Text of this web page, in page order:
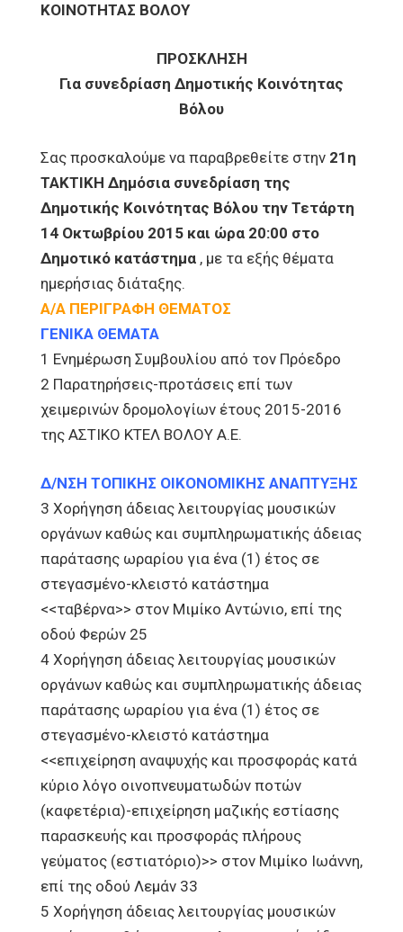
ΚΟΙΝΟΤΗΤΑΣ ΒΟΛΟΥ
ΠΡΟΣΚΛΗΣΗ
Για συνεδρίαση Δημοτικής Κοινότητας
Βόλου
Σας προσκαλούμε να παραβρεθείτε στην 21η
ΤΑΚΤΙΚΗ Δημόσια συνεδρίαση της
Δημοτικής Κοινότητας Βόλου την Τετάρτη
14 Οκτωβρίου 2015 και ώρα 20:00 στο
Δημοτικό κατάστημα , με τα εξής θέματα
ημερήσιας διάταξης.
Α/Α ΠΕΡΙΓΡΑΦΗ ΘΕΜΑΤΟΣ
ΓΕΝΙΚΑ ΘΕΜΑΤΑ
1 Ενημέρωση Συμβουλίου από τον Πρόεδρο
2 Παρατηρήσεις-προτάσεις επί των
χειμερινών δρομολογίων έτους 2015-2016
της ΑΣΤΙΚΟ ΚΤΕΛ ΒΟΛΟΥ Α.Ε.
Δ/ΝΣΗ ΤΟΠΙΚΗΣ ΟΙΚΟΝΟΜΙΚΗΣ ΑΝΑΠΤΥΞΗΣ
3 Χορήγηση άδειας λειτουργίας μουσικών
οργάνων καθώς και συμπληρωματικής άδειας
παράτασης ωραρίου για ένα (1) έτος σε
στεγασμένο-κλειστό κατάστημα
<<ταβέρνα>> στον Μιμίκο Αντώνιο, επί της
οδού Φερών 25
4 Χορήγηση άδειας λειτουργίας μουσικών
οργάνων καθώς και συμπληρωματικής άδειας
παράτασης ωραρίου για ένα (1) έτος σε
στεγασμένο-κλειστό κατάστημα
<<επιχείρηση αναψυχής και προσφοράς κατά
κύριο λόγο οινοπνευματωδών ποτών
(καφετέρια)-επιχείρηση μαζικής εστίασης
παρασκευής και προσφοράς πλήρους
γεύματος (εστιατόριο)>> στον Μιμίκο Ιωάννη,
επί της οδού Λεμάν 33
5 Χορήγηση άδειας λειτουργίας μουσικών